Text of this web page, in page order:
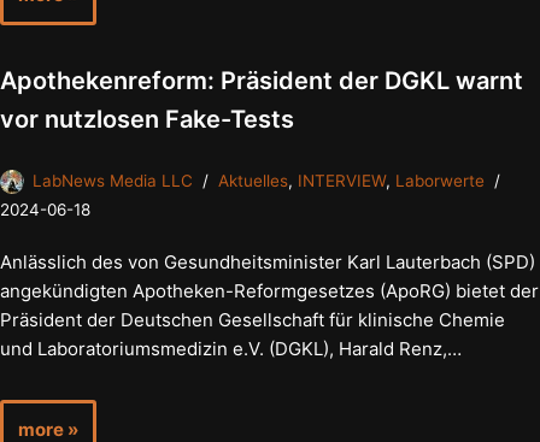
Apothekenreform: Präsident der DGKL warnt
vor nutzlosen Fake-Tests
LabNews Media LLC Aktuelles, INTERVIEW, Laborwerte
2024-06-18
Anlässlich des von Gesundheitsminister Karl Lauterbach (SPD)
angekündigten Apotheken-Reformgesetzes (ApoRG) bietet der
Präsident der Deutschen Gesellschaft für klinische Chemie
und Laboratoriumsmedizin e.V. (DGKL), Harald Renz,…
more »